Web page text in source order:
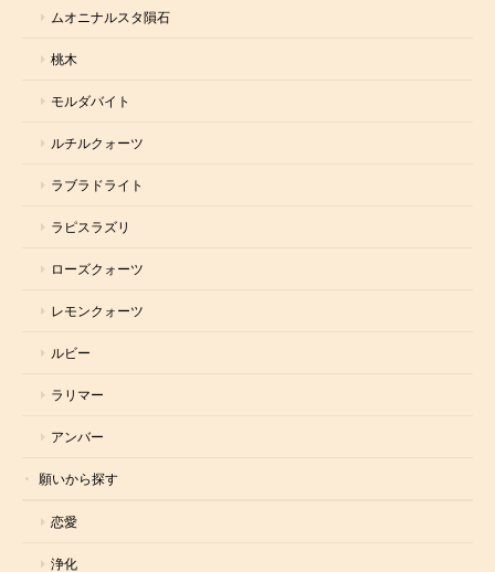
ムオニナルスタ隕石
桃木
モルダバイト
ルチルクォーツ
ラブラドライト
ラピスラズリ
ローズクォーツ
レモンクォーツ
ルビー
ラリマー
アンバー
願いから探す
恋愛
浄化